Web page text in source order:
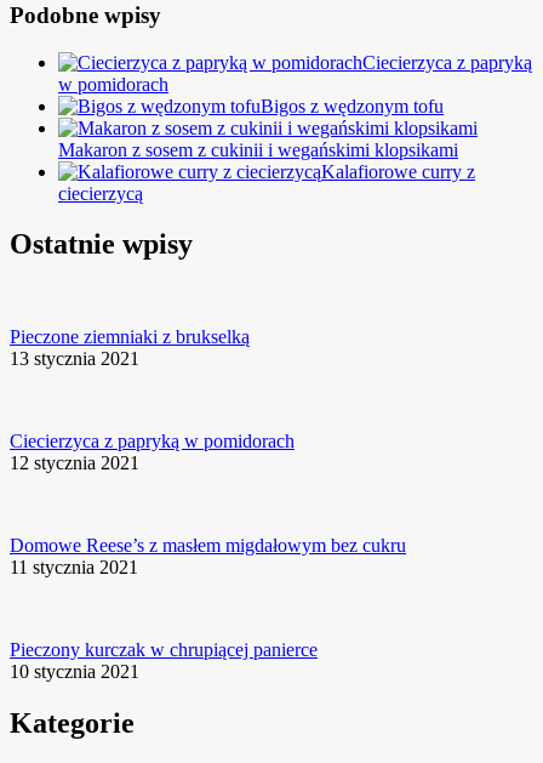
Podobne wpisy
Ciecierzyca z papryką
w pomidorach
Bigos z wędzonym tofu
Makaron z sosem z cukinii i wegańskimi klopsikami
Kalafiorowe curry z
ciecierzycą
Ostatnie wpisy
Pieczone ziemniaki z brukselką
13 stycznia 2021
Ciecierzyca z papryką w pomidorach
12 stycznia 2021
Domowe Reese’s z masłem migdałowym bez cukru
11 stycznia 2021
Pieczony kurczak w chrupiącej panierce
10 stycznia 2021
Kategorie